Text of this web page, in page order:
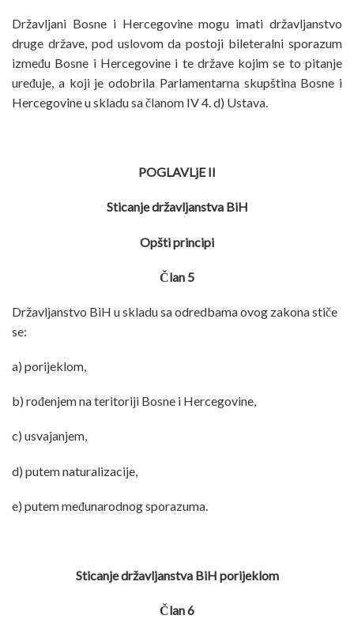
Državljani Bosne i Hercegovine mogu imati državljanstvo
druge države, pod uslovom da postoji bileteralni sporazum
između Bosne i Hercegovine i te države kojim se to pitanje
uređuje, a koji je odobrila Parlamentarna skupština Bosne i
Hercegovine u skladu sa članom IV 4. d) Ustava.
POGLAVLjE II
Sticanje državljanstva BiH
Opšti principi
Član 5
Državljanstvo BiH u skladu sa odredbama ovog zakona stiče
se:
a) porijeklom,
b) rođenjem na teritoriji Bosne i Hercegovine,
c) usvajanjem,
d) putem naturalizacije,
e) putem međunarodnog sporazuma.
Sticanje državljanstva BiH porijeklom
Član 6